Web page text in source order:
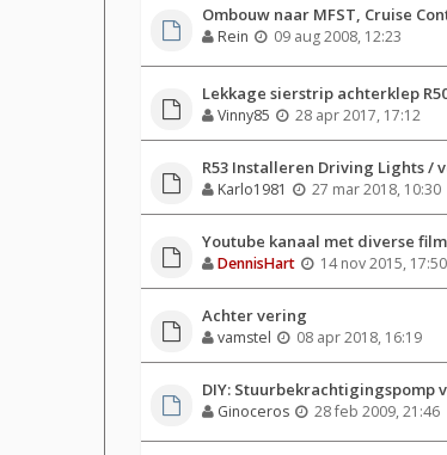
Ombouw naar MFST, Cruise
Rein 09 aug 2008, 12:23
Lekkage sierstrip achterklep
Vinny85 28 apr 2017, 17:12
R53 Installeren Driving Lights /
Karlo1981 27 mar 2018, 10:30
Youtube kanaal met diverse
DennisHart 14 nov 2015, 17:50
Achter vering
vamstel 08 apr 2018, 16:19
DIY: Stuurbekrachtigingspomp
Ginoceros 28 feb 2009, 21:46